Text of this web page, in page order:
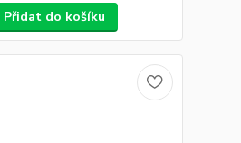
Přidat do košíku